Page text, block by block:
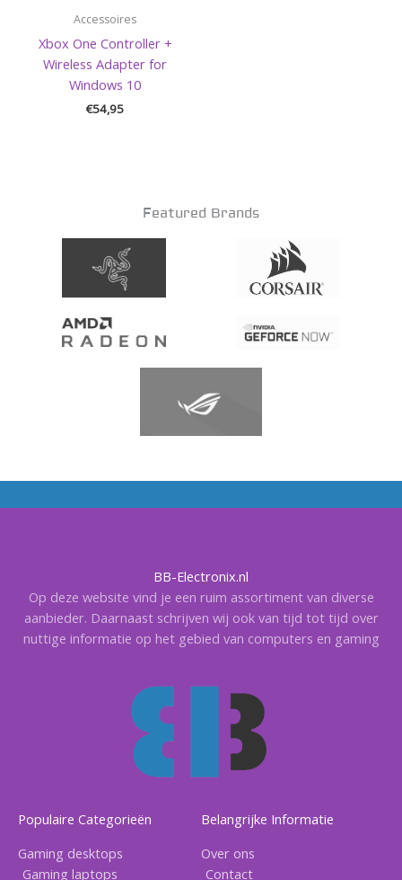
Accessoires
Xbox One Controller +
Wireless Adapter for
Windows 10
€54,95
Featured Brands
BB-Electronix.nl
Op deze website vind je een ruim assortiment van diverse
aanbieder. Daarnaast schrijven wij ook van tijd tot tijd over
nuttige informatie op het gebied van computers en gaming
Populaire Categorieën
Gaming desktops
Gaming laptops
Belangrijke Informatie
Over ons
Contact